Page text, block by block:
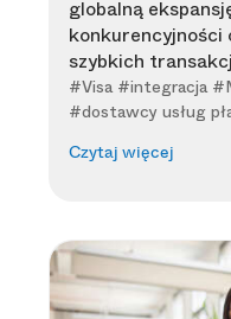
globalną
konkurencyjności
szybkich
#Visa #integracja
#dostawcy usług
Czytaj więcej